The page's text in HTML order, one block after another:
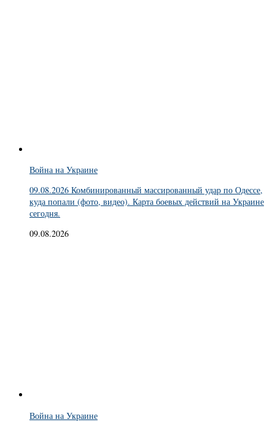
Война на Украине
09.08.2026 Комбинированный массированный удар по Одессе,
куда попали (фото, видео). Карта боевых действий на Украине
сегодня.
09.08.2026
Война на Украине